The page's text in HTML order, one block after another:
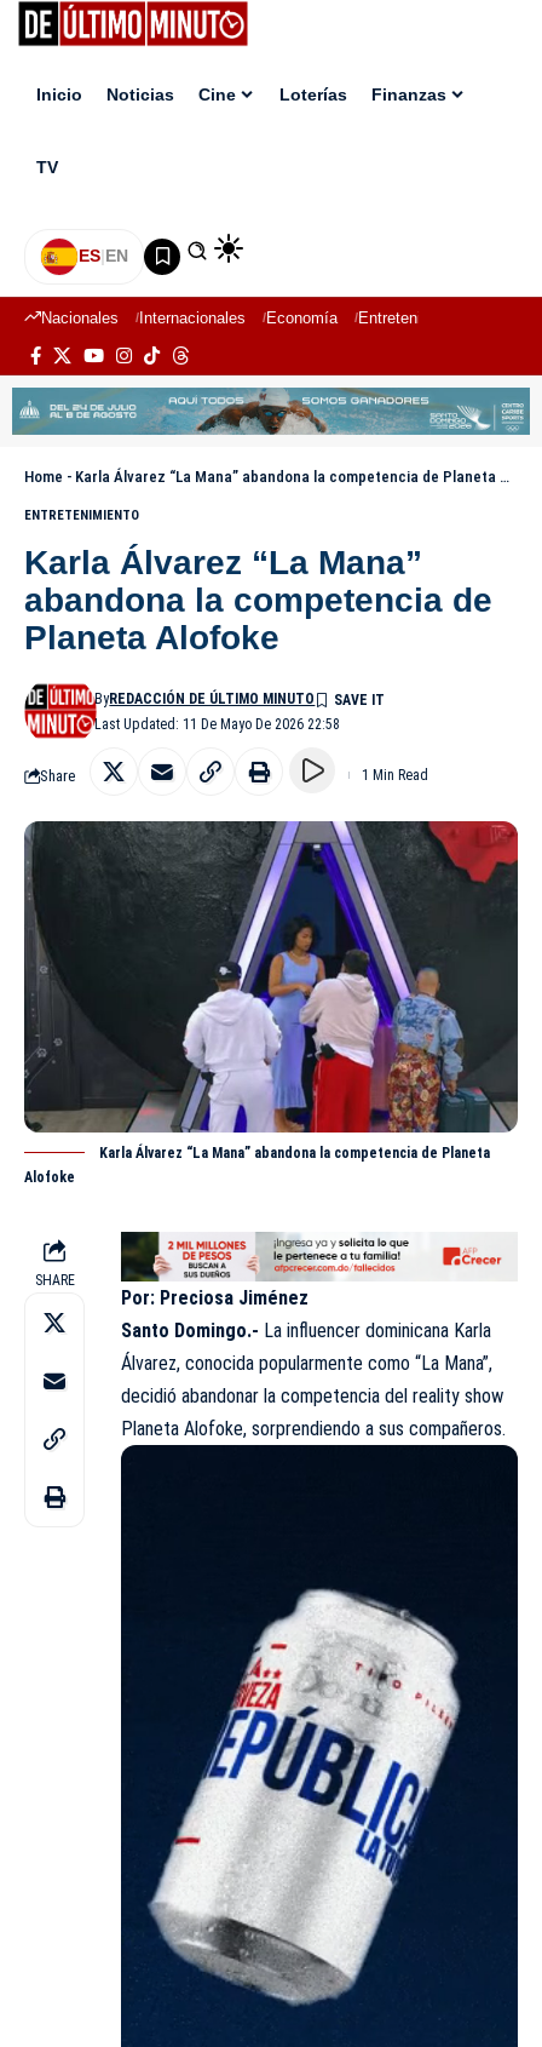
Inicio Noticias Cine Loterías Finanzas
TV
ES|EN
Nacionales Internacionales Economía Entretenimiento
Home - Karla Álvarez “La Mana” abandona la competencia de Planeta Alofoke
ENTRETENIMIENTO
Karla Álvarez “La Mana”
abandona la competencia de
Planeta Alofoke
Last Updated: 11 De Mayo De 2026 22:58
ByREDACCIÓN DE ÚLTIMO MINUTO
Share 1 Min Read
Karla Álvarez “La Mana” abandona la competencia de Planeta
Alofoke
SHARE
Por: Preciosa Jiménez
Santo Domingo.- La influencer dominicana Karla
Álvarez, conocida popularmente como “La Mana”,
decidió abandonar la competencia del reality show
Planeta Alofoke, sorprendiendo a sus compañeros.